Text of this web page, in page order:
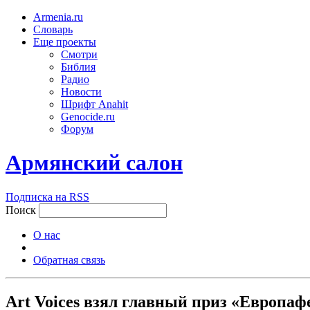
Armenia.ru
Словарь
Еще проекты
Смотри
Библия
Радио
Новости
Шрифт Anahit
Genocide.ru
Форум
Армянский салон
Подписка на RSS
Поиск
О нас
Обратная связь
Art Voices взял главный приз